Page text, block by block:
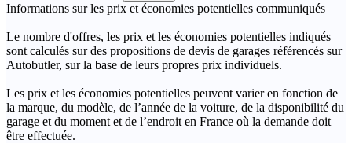
Informations sur les prix et économies potentielles communiqués
Le nombre d'offres, les prix et les économies potentielles indiqués
sont calculés sur des propositions de devis de garages référencés sur
Autobutler, sur la base de leurs propres prix individuels.
Les prix et les économies potentielles peuvent varier en fonction de
la marque, du modèle, de l’année de la voiture, de la disponibilité du
garage et du moment et de l’endroit en France où la demande doit
être effectuée.